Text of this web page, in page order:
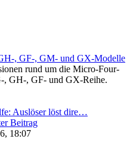
, GF-, GM- und GX-Modelle
rund um die Micro-Four-
, GH-, GF- und GX-Reihe.
Auslöser löst dire…
Beitrag
18:07